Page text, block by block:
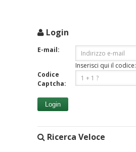
Login
E-mail:
Codice
Captcha:
Inserisci qui il codice:
Login
Ricerca Veloce